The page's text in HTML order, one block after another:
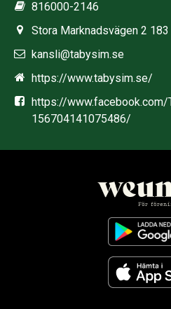
816000-2146
Stora Marknadsvägen 2
kansli@tabysim.se
https://www.tabysim.se/
https://www.facebook.com/
156704141075486/